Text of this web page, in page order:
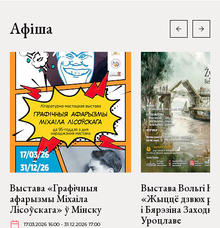
Афіша
Выстава «Графічныя
афарызмы Міхаіла
Лісоўскага» ў Мінску
17.03.2026 16:00 - 31.12.2026 17:00
Выстава Вольгі
«Жыццё дзвюх
і Бярэзіна
Уроцлаве